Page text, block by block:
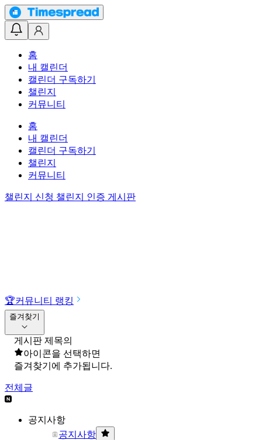
홈
내 캘린더
캘린더 구독하기
챌린지
커뮤니티
홈
내 캘린더
캘린더 구독하기
챌린지
커뮤니티
챌린지 신청 챌린지 인증 게시판
🏆커뮤니티 랭킹
즐겨찾기
게시판 제목의
아이콘을 선택하면
즐겨찾기에 추가됩니다.
전체글
공지사항
공지사항